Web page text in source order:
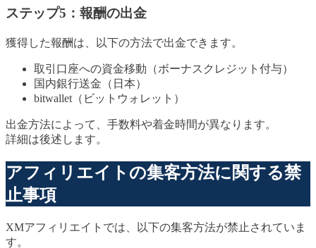
ステップ5：報酬の出金
獲得した報酬は、以下の方法で出金できます。
取引口座への資金移動（ボーナスクレジット付与）
国内銀行送金（日本）
bitwallet（ビットウォレット）
出金方法によって、手数料や着金時間が異なります。
詳細は後述します。
アフィリエイトの集客方法に関する禁
止事項
XMアフィリエイトでは、以下の集客方法が禁止されていま
す。